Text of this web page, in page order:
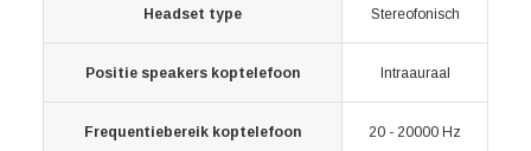
Headset type Stereofonisch
Positie speakers koptelefoon Intraauraal
Frequentiebereik koptelefoon 20 - 20000 Hz